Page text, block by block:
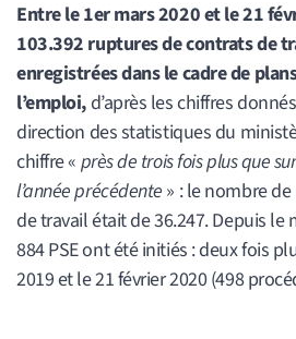
Entre le 1er mars 2020 et le 21
103.392 ruptures de contrats de
enregistrées dans le cadre de
l’emploi,d’après les chiffres
direction des statistiques du
chiffre « près de trois fois plus que
l’année précédente » : le nombre
de travail était de 36.247. Depuis le
884 PSE ont été initiés : deux fois
2019 et le 21 février 2020 (498